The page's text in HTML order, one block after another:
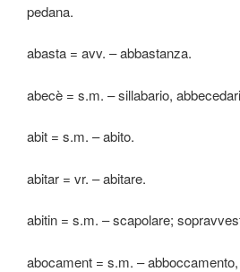
pedana.
abasta = avv. – abbastanza.
abecè = s.m. – sillabario,
abit = s.m. – abito.
abitar = vr. – abitare.
abitin = s.m. – scapolare;
abocament = s.m. –